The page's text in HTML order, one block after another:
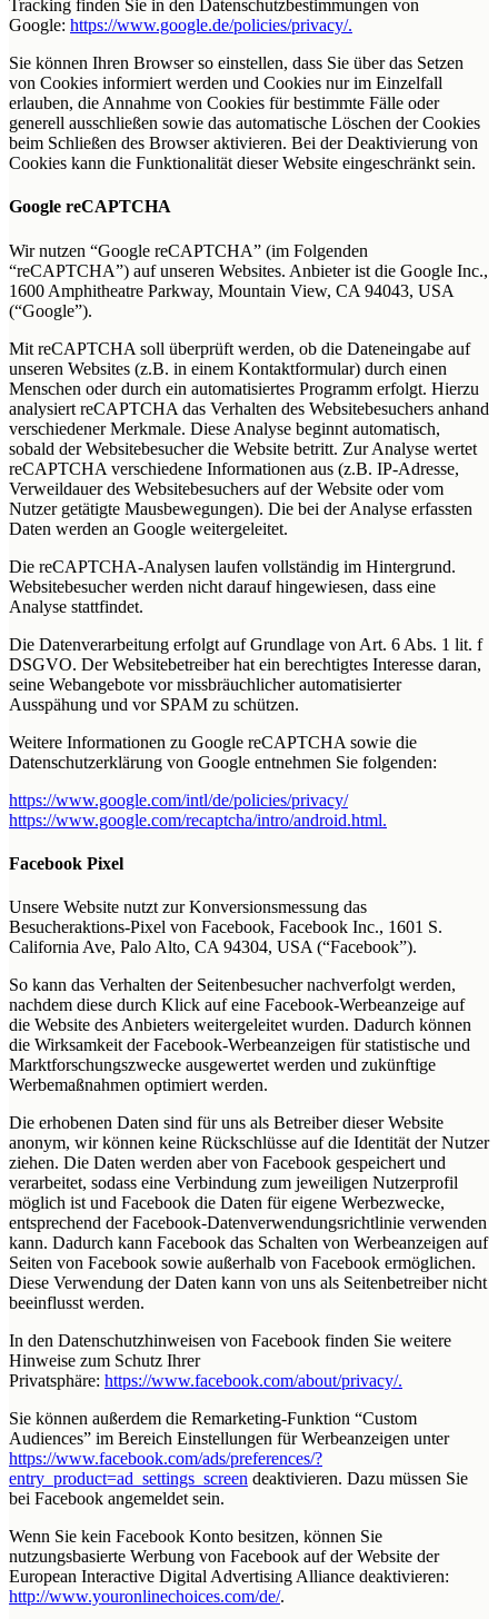
Tracking finden Sie in den Datenschutzbestimmungen von
Google: https://www.google.de/policies/privacy/.
Sie können Ihren Browser so einstellen, dass Sie über das Setzen
von Cookies informiert werden und Cookies nur im Einzelfall
erlauben, die Annahme von Cookies für bestimmte Fälle oder
generell ausschließen sowie das automatische Löschen der Cookies
beim Schließen des Browser aktivieren. Bei der Deaktivierung von
Cookies kann die Funktionalität dieser Website eingeschränkt sein.
Google reCAPTCHA
Wir nutzen “Google reCAPTCHA” (im Folgenden
“reCAPTCHA”) auf unseren Websites. Anbieter ist die Google Inc.,
1600 Amphitheatre Parkway, Mountain View, CA 94043, USA
(“Google”).
Mit reCAPTCHA soll überprüft werden, ob die Dateneingabe auf
unseren Websites (z.B. in einem Kontaktformular) durch einen
Menschen oder durch ein automatisiertes Programm erfolgt. Hierzu
analysiert reCAPTCHA das Verhalten des Websitebesuchers anhand
verschiedener Merkmale. Diese Analyse beginnt automatisch,
sobald der Websitebesucher die Website betritt. Zur Analyse wertet
reCAPTCHA verschiedene Informationen aus (z.B. IP-Adresse,
Verweildauer des Websitebesuchers auf der Website oder vom
Nutzer getätigte Mausbewegungen). Die bei der Analyse erfassten
Daten werden an Google weitergeleitet.
Die reCAPTCHA-Analysen laufen vollständig im Hintergrund.
Websitebesucher werden nicht darauf hingewiesen, dass eine
Analyse stattfindet.
Die Datenverarbeitung erfolgt auf Grundlage von Art. 6 Abs. 1 lit. f
DSGVO. Der Websitebetreiber hat ein berechtigtes Interesse daran,
seine Webangebote vor missbräuchlicher automatisierter
Ausspähung und vor SPAM zu schützen.
Weitere Informationen zu Google reCAPTCHA sowie die
Datenschutzerklärung von Google entnehmen Sie folgenden:
https://www.google.com/intl/de/policies/privacy/
https://www.google.com/recaptcha/intro/android.html.
Facebook Pixel
Unsere Website nutzt zur Konversionsmessung das
Besucheraktions-Pixel von Facebook, Facebook Inc., 1601 S.
California Ave, Palo Alto, CA 94304, USA (“Facebook”).
So kann das Verhalten der Seitenbesucher nachverfolgt werden,
nachdem diese durch Klick auf eine Facebook-Werbeanzeige auf
die Website des Anbieters weitergeleitet wurden. Dadurch können
die Wirksamkeit der Facebook-Werbeanzeigen für statistische und
Marktforschungszwecke ausgewertet werden und zukünftige
Werbemaßnahmen optimiert werden.
Die erhobenen Daten sind für uns als Betreiber dieser Website
anonym, wir können keine Rückschlüsse auf die Identität der Nutzer
ziehen. Die Daten werden aber von Facebook gespeichert und
verarbeitet, sodass eine Verbindung zum jeweiligen Nutzerprofil
möglich ist und Facebook die Daten für eigene Werbezwecke,
entsprechend der Facebook-Datenverwendungsrichtlinie verwenden
kann. Dadurch kann Facebook das Schalten von Werbeanzeigen auf
Seiten von Facebook sowie außerhalb von Facebook ermöglichen.
Diese Verwendung der Daten kann von uns als Seitenbetreiber nicht
beeinflusst werden.
In den Datenschutzhinweisen von Facebook finden Sie weitere
Hinweise zum Schutz Ihrer
Privatsphäre: https://www.facebook.com/about/privacy/.
Sie können außerdem die Remarketing-Funktion “Custom
Audiences” im Bereich Einstellungen für Werbeanzeigen unter
https://www.facebook.com/ads/preferences/?
entry_product=ad_settings_screen deaktivieren. Dazu müssen Sie
bei Facebook angemeldet sein.
Wenn Sie kein Facebook Konto besitzen, können Sie
nutzungsbasierte Werbung von Facebook auf der Website der
European Interactive Digital Advertising Alliance deaktivieren:
http://www.youronlinechoices.com/de/.